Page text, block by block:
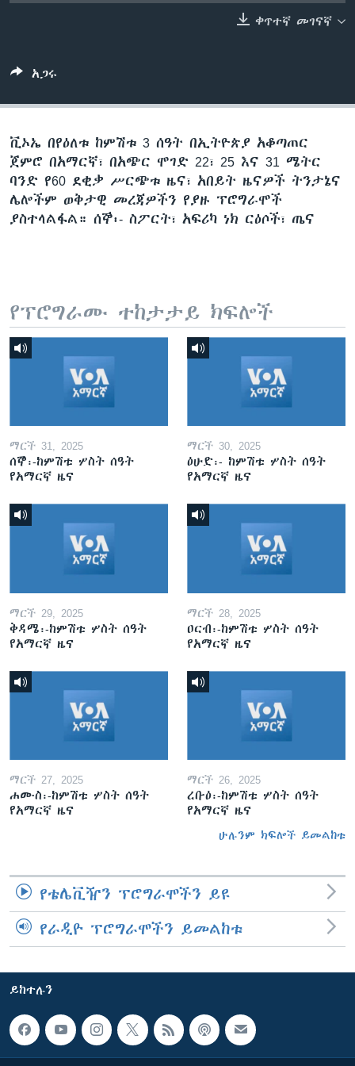
ቀጥተኛ መገናኛ
አጋሩ
ቪኦኤ በየዕለቱ ከምሽቱ 3 ሰዓት በኢትዮጵያ አቆጣጠር
ጀምሮ በአማርኛ፣ በአጭር ሞገድ 22፣ 25 እና 31 ሜትር
ባንድ የ60 ደቂቃ ሥርጭቱ ዜና፣ አበይት ዜናዎች ትንታኔና
ሌሎችም ወቅታዊ መረጃዎችን የያዙ ፕሮግራሞች
ያስተላልፋል። ሰኞ፡- ስፖርት፣ አፍሪካ ነክ ርዕሶች፣ ጤና
የፕሮግራሙ ተከታታይ ክፍሎች
ማርች 31, 2025
ሰኞ፡-ከምሽቱ ሦስት ሰዓት
የአማርኛ ዜና
ማርች 30, 2025
ዕሁድ፡- ከምሽቱ ሦስት ሰዓት
የአማርኛ ዜና
ማርች 29, 2025
ቅዳሜ፡-ከምሽቱ ሦስት ሰዓት
የአማርኛ ዜና
ማርች 28, 2025
ዐርብ፡-ከምሽቱ ሦስት ሰዓት
የአማርኛ ዜና
ማርች 27, 2025
ሐሙስ፡-ከምሽቱ ሦስት ሰዓት
የአማርኛ ዜና
ማርች 26, 2025
ረቡዕ፡-ከምሽቱ ሦስት ሰዓት
የአማርኛ ዜና
ሁሉንም ክፍሎች ይመልከቱ
የቴሌቪዥን ፕሮግራሞችን ይዩ
የራዲዮ ፕሮግራሞችን ይመልከቱ
ይከተሉን